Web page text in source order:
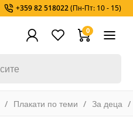
+359 82 518022(Пн-Пт: 10 - 15)
0
Плакати по теми За деца